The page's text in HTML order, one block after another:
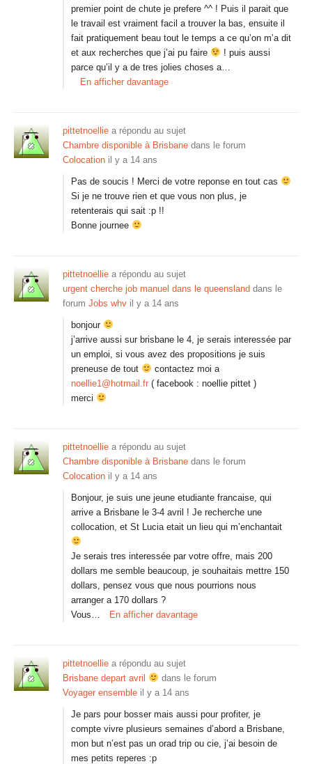
premier point de chute je prefere ^^ ! Puis il parait que
le travail est vraiment facil a trouver la bas, ensuite il
fait pratiquement beau tout le temps a ce qu’on m’a dit
et aux recherches que j’ai pu faire
! puis aussi
parce qu’il y a de tres jolies choses a…
En afficher davantage
pittetnoellie a répondu au sujet
Chambre disponible à Brisbane dans le forum
Colocation il y a 14 ans
Pas de soucis ! Merci de votre reponse en tout cas
Si je ne trouve rien et que vous non plus, je
retenterais qui sait :p !!
Bonne journee
pittetnoellie a répondu au sujet
urgent cherche job manuel dans le queensland dans le
forum Jobs whv il y a 14 ans
bonjour
j’arrive aussi sur brisbane le 4, je serais interessée par
un emploi, si vous avez des propositions je suis
preneuse de tout
contactez moi a
noellie1@hotmail.fr ( facebook : noellie pittet )
merci
pittetnoellie a répondu au sujet
Chambre disponible à Brisbane dans le forum
Colocation il y a 14 ans
Bonjour, je suis une jeune etudiante francaise, qui
arrive a Brisbane le 3-4 avril ! Je recherche une
collocation, et St Lucia etait un lieu qui m’enchantait
Je serais tres interessée par votre offre, mais 200
dollars me semble beaucoup, je souhaitais mettre 150
dollars, pensez vous que nous pourrions nous
arranger a 170 dollars ?
Vous…
En afficher davantage
pittetnoellie a répondu au sujet
Brisbane depart avril
dans le forum
Voyager ensemble il y a 14 ans
Je pars pour bosser mais aussi pour profiter, je
compte vivre plusieurs semaines d’abord a Brisbane,
mon but n’est pas un orad trip ou cie, j’ai besoin de
mes petits reperes :p